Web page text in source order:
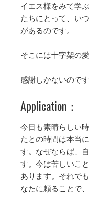
イエス様をみて学
たちにとって、い
があるのです。
そこには十字架の
感謝しかないのです
Application：
今日も素晴らしい
たとの時間は本当
す。なぜならば、
す。今は苦しいこ
あります。それで
なたに頼ることで